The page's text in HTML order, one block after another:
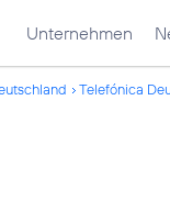
Unternehmen
Telefónica